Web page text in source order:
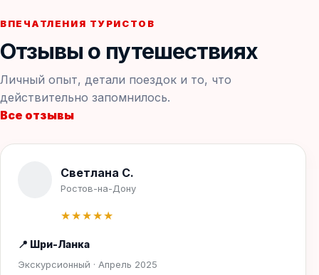
ВПЕЧАТЛЕНИЯ ТУРИСТОВ
Отзывы о путешествиях
Личный опыт, детали поездок и то, что
действительно запомнилось.
Все отзывы
Светлана С.
Ростов-на-Дону
★★★★★
📍 Шри-Ланка
Экскурсионный · Апрель 2025